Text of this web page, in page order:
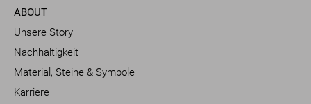
ABOUT
Unsere Story
Nachhaltigkeit
Material, Steine & Symbole
Karriere